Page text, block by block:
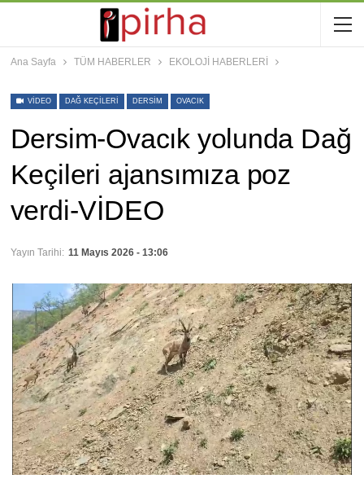
Ana Sayfa TÜM HABERLER EKOLOJİ HABERLERİ
VIDEO DAĞ KEÇILERI DERSIM OVACIK
Dersim-Ovacık yolunda Dağ
Keçileri ajansımıza poz
verdi-VİDEO
Yayın Tarihi: 11 Mayıs 2026 - 13:06